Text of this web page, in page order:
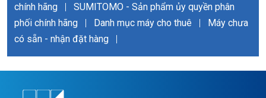
chính hãng
|
SUMITOMO - Sản phẩm ủy quyền phân
phối chính hãng
| Danh mục máy cho thuê |
Máy chưa
có sẵn - nhận đặt hàng
|